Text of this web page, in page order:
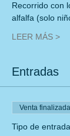
Recorrido con
alfalfa (solo
LEER MÁS >
Entradas
Venta finalizada
Tipo de entrada